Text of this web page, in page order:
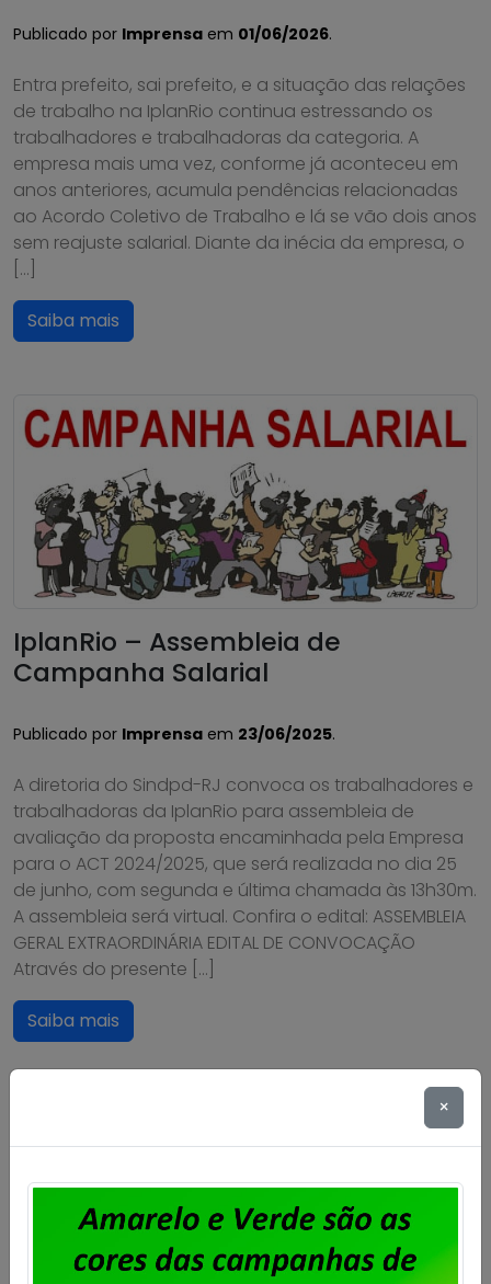
Publicado por Imprensa em 01/06/2026.
Entra prefeito, sai prefeito, e a situação das relações
de trabalho na IplanRio continua estressando os
trabalhadores e trabalhadoras da categoria. A
empresa mais uma vez, conforme já aconteceu em
anos anteriores, acumula pendências relacionadas
ao Acordo Coletivo de Trabalho e lá se vão dois anos
sem reajuste salarial. Diante da inécia da empresa, o
[…]
Saiba mais
IplanRio – Assembleia de
Campanha Salarial
Publicado por Imprensa em 23/06/2025.
A diretoria do Sindpd-RJ convoca os trabalhadores e
trabalhadoras da IplanRio para assembleia de
avaliação da proposta encaminhada pela Empresa
para o ACT 2024/2025, que será realizada no dia 25
de junho, com segunda e última chamada às 13h30m.
A assembleia será virtual. Confira o edital: ASSEMBLEIA
GERAL EXTRAORDINÁRIA EDITAL DE CONVOCAÇÃO
Através do presente […]
Saiba mais
×